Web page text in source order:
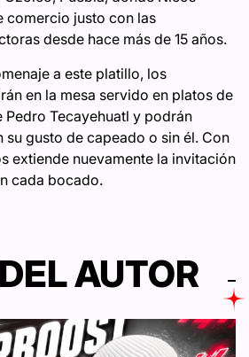
comercio justo con las
desde hace más de 15 años.
a este platillo, los
en la mesa servido en platos de
Pedro Tecayehuatl y podrán
su gusto de capeado o sin él. Con
extiende nuevamente la invitación
cada bocado.
AUTOR